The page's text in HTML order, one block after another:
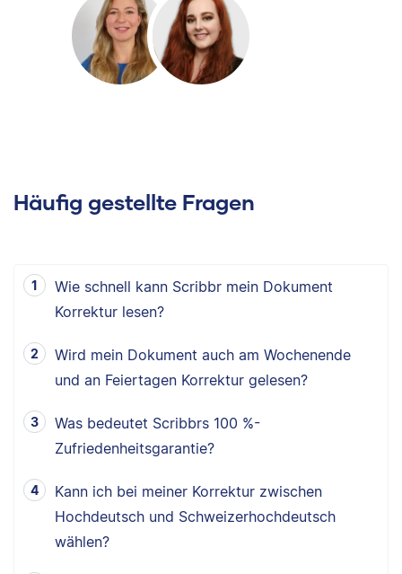
Häufig gestellte Fragen
Wie schnell kann Scribbr mein Dokument
Korrektur lesen?
Wird mein Dokument auch am Wochenende
und an Feiertagen Korrektur gelesen?
Was bedeutet Scribbrs 100 %-
Zufriedenheitsgarantie?
Kann ich bei meiner Korrektur zwischen
Hochdeutsch und Schweizerhochdeutsch
wählen?